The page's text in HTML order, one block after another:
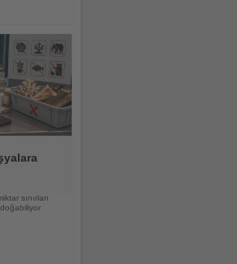
sınırları